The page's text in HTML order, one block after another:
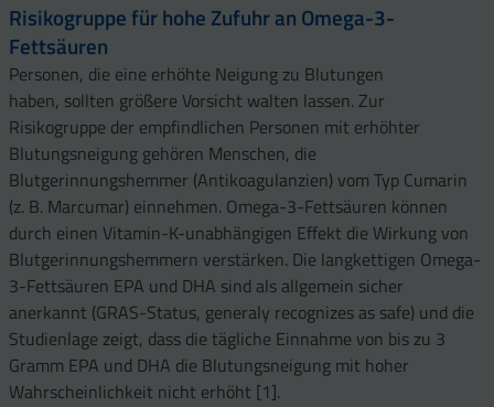
Risikogruppe für hohe Zufuhr an Omega-3-
Fettsäuren
Personen, die eine erhöhte Neigung zu Blutungen
haben, sollten größere Vorsicht walten lassen. Zur
Risikogruppe der empfindlichen Personen mit erhöhter
Blutungsneigung gehören Menschen, die
Blutgerinnungshemmer (Antikoagulanzien) vom Typ Cumarin
(z. B. Marcumar) einnehmen. Omega-3-Fettsäuren können
durch einen Vitamin-K-unabhängigen Effekt die Wirkung von
Blutgerinnungshemmern verstärken. Die langkettigen Omega-
3-Fettsäuren EPA und DHA sind als allgemein sicher
anerkannt (GRAS-Status, generaly recognizes as safe) und die
Studienlage zeigt, dass die tägliche Einnahme von bis zu 3
Gramm EPA und DHA die Blutungsneigung mit hoher
Wahrscheinlichkeit nicht erhöht [1].